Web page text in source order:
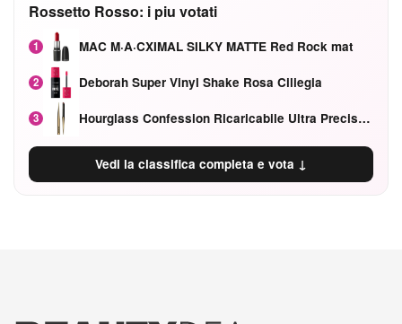
Rossetto Rosso: i piu votati
1 MAC M·A·CXIMAL SILKY MATTE Red Rock mat
2 Deborah Super Vinyl Shake Rosa Ciliegia
3 Hourglass Confession Ricaricabile Ultra Preciso Ad Alta Intensità Secretly Classic Red
Vedi la classifica completa e vota ↓